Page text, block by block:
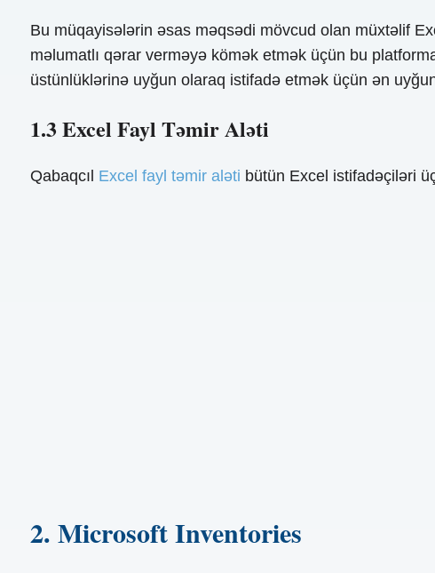
Bu müqayisələrin əsas məqsədi mövcud olan müxtəlif
məlumatlı qərar verməyə kömək etmək üçün bu
üstünlüklərinə uyğun olaraq istifadə etmək üçün ən
1.3 Excel Fayl Təmir Aləti
Qabaqcıl Excel fayl təmir aləti bütün Excel istifadəçiləri
2. Microsoft Inventories